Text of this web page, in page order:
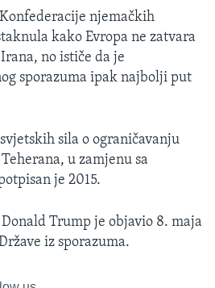
njemačkih
kako Evropa ne zatvara
no ističe da je
sporazuma ipak najbolji put
sila o ograničavanju
u zamjenu sa
je 2015.
Trump je objavio 8. maja
iz sporazuma.